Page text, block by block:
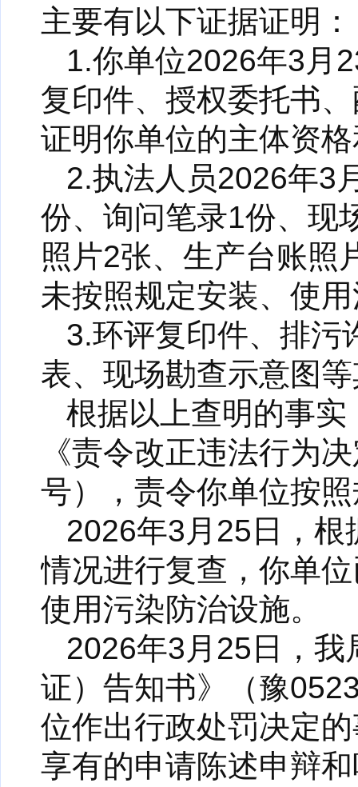
主要有以下证据证明：
1.你单位2026年3月
复印件、授权委托书
证明你单位的主体资
2.执法人员2026年3
份、询问笔录1份、现
照片2张、生产台账照
未按照规定安装、使
3.环评复印件、排污
表、现场勘查示意图
根据以上查明的事
《责令改正违法行为
号），责令你单位按
2026年3月25日，
情况进行复查，你单
使用污染防治设施。
2026年3月25日，
证）告知书》（豫
位作出行政处罚决定
享有的申请陈述申辩